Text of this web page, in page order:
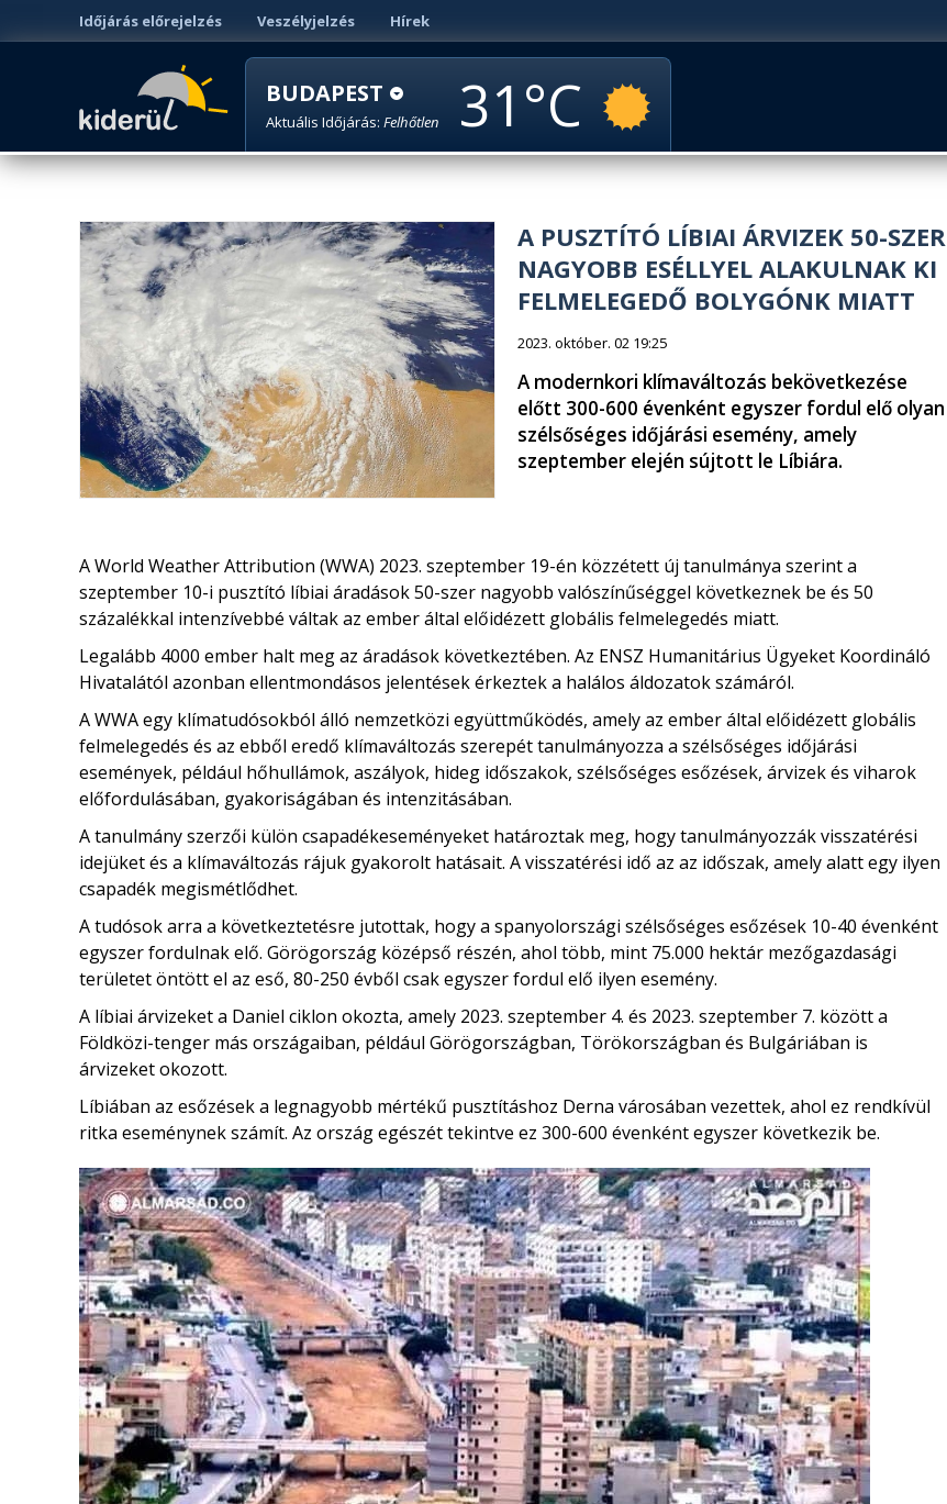
Időjárás előrejelzés Veszélyjelzés Hírek
BUDAPEST
Aktuális Időjárás: Felhőtlen 31
A PUSZTÍTÓ LÍBIAI ÁRVIZEK 50-SZER
NAGYOBB ESÉLLYEL ALAKULNAK KI
FELMELEGEDŐ BOLYGÓNK MIATT
2023. október. 02 19:25
A modernkori klímaváltozás bekövetkezése
előtt 300-600 évenként egyszer fordul elő olyan
szélsőséges időjárási esemény, amely
szeptember elején sújtott le Líbiára.
A World Weather Attribution (WWA) 2023. szeptember 19-én közzétett új tanulmánya szerint a
szeptember 10-i pusztító líbiai áradások 50-szer nagyobb valószínűséggel következnek be és 50
százalékkal intenzívebbé váltak az ember által előidézett globális felmelegedés miatt.
Legalább 4000 ember halt meg az áradások következtében. Az ENSZ Humanitárius Ügyeket Koordináló
Hivatalától azonban ellentmondásos jelentések érkeztek a halálos áldozatok számáról.
A WWA egy klímatudósokból álló nemzetközi együttműködés, amely az ember által előidézett globális
felmelegedés és az ebből eredő klímaváltozás szerepét tanulmányozza a szélsőséges időjárási
események, például hőhullámok, aszályok, hideg időszakok, szélsőséges esőzések, árvizek és viharok
előfordulásában, gyakoriságában és intenzitásában.
A tanulmány szerzői külön csapadékeseményeket határoztak meg, hogy tanulmányozzák visszatérési
idejüket és a klímaváltozás rájuk gyakorolt ​​hatásait. A visszatérési idő az az időszak, amely alatt egy ilyen
csapadék megismétlődhet.
A tudósok arra a következtetésre jutottak, hogy a spanyolországi szélsőséges esőzések 10-40 évenként
egyszer fordulnak elő. Görögország középső részén, ahol több, mint 75.000 hektár mezőgazdasági
területet öntött el az eső, 80-250 évből csak egyszer fordul elő ilyen esemény.
A líbiai árvizeket a Daniel ciklon okozta, amely 2023. szeptember 4. és 2023. szeptember 7. között a
Földközi-tenger más országaiban, például Görögországban, Törökországban és Bulgáriában is
árvizeket okozott.
Líbiában az esőzések a legnagyobb mértékű pusztításhoz Derna városában vezettek, ahol ez rendkívül
ritka eseménynek számít. Az ország egészét tekintve ez 300-600 évenként egyszer következik be.